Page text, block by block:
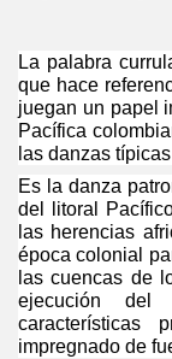
La palabra
que hace
juegan un papel
Pacífica
las danzas
Es la danza
del litoral
las herencias
época colonial
las cuencas de
ejecución del
características
impregnado de